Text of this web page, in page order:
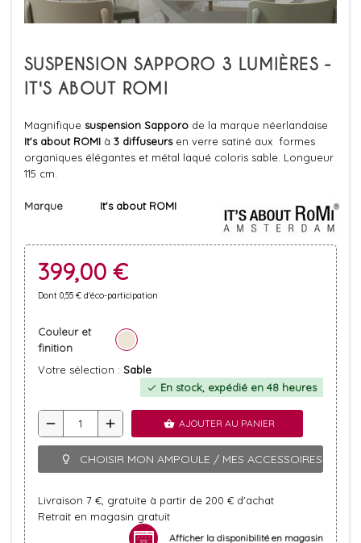
SUSPENSION SAPPORO 3 LUMIÈRES -
IT'S ABOUT ROMI
Magnifique suspension Sapporo de la marque néerlandaise
It's about ROMI à 3 diffuseursen verre satiné aux formes
organiques élégantes et métal laqué coloris sable. Longueur
115 cm.
Marque It's about ROMI
399,00 €
Dont 0,55 € d'éco-participation
Couleur et
finition
Votre sélection : Sable
check En stock, expédié en 48 heures
remove add shopping_basket AJOUTER AU PANIER
lightbulb_outline CHOISIR MON AMPOULE / MES ACCESSOIRES
Livraison 7 €, gratuite à partir de 200 € d'achat
Retrait en magasin gratuit
Afficher la disponibilité en magasin